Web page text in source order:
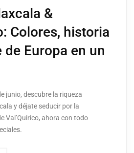
&
Colores, historia
Europa en un
junio, descubre la riqueza
y déjate seducir por la
Val’Quirico, ahora con todo